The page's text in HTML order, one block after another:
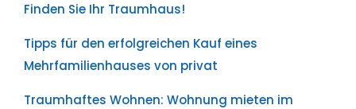
Finden Sie Ihr Traumhaus!
Tipps für den erfolgreichen Kauf eines
Mehrfamilienhauses von privat
Traumhaftes Wohnen: Wohnung mieten im